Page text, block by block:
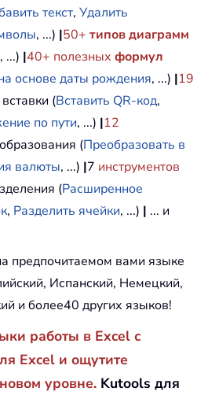
текст, Удалить
, ...) |50+ типов диаграмм
, ...) |40+ полезных формул
основе даты рождения, ...) |19
(Вставить QR-код,
по пути, ...) |12
(Преобразовать в
валюты, ...) |7 инструментов
(Расширенное
, Разделить ячейки, ...) | ... и
предпочитаемом вами языке
Испанский, Немецкий,
и более40 других языков!
работы в Excel с
Excel и ощутите
уровне. Kutools для